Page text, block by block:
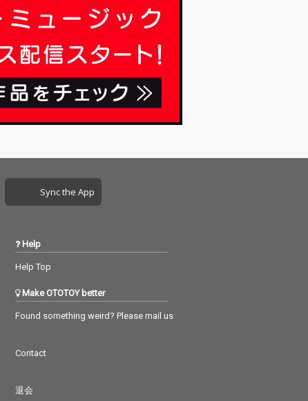
Sync the App
Help
Help Top
Make OTOTOY better
Found something weird? Please mail us
Contact
退会